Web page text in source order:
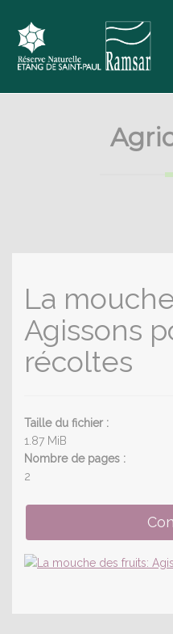
La
Agissons
récoltes
Taille du fichier :
1.87 MiB
Nombre de pages :
2